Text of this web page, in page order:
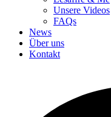
Unsere Videos
FAQs
News
Über uns
Kontakt